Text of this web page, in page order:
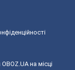
на місці